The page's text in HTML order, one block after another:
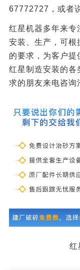
67772727，或者
红星机器多年来专
安装、生产，可根
的要求，为客户提
红星制造安装的各
求的朋友来电咨询
红